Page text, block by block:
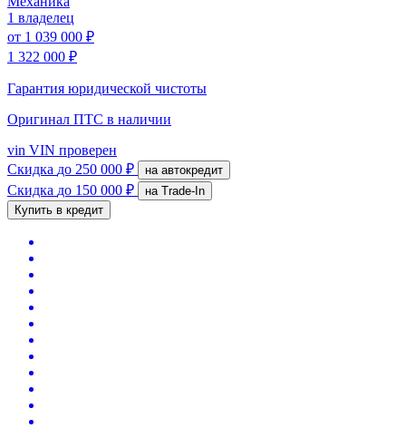
1 владелец
от 1 039 000 ₽
1 322 000 ₽
Гарантия юридической чистоты
Оригинал ПТС в наличии
vin VIN проверен
Скидка до 250 000 ₽ на автокредит
Скидка до 150 000 ₽
на Trade-In
Купить в кредит